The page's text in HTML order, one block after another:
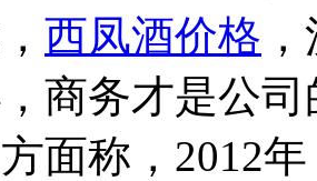
西凤酒价格
商务才是公
称，2012年